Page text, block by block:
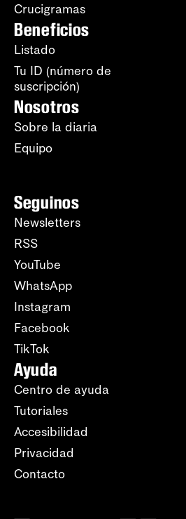
Crucigramas
Beneficios
Listado
Tu ID (número de
suscripción)
Nosotros
Sobre la diaria
Equipo
Seguinos
Newsletters
RSS
YouTube
WhatsApp
Instagram
Facebook
TikTok
Ayuda
Centro de ayuda
Tutoriales
Accesibilidad
Privacidad
Contacto